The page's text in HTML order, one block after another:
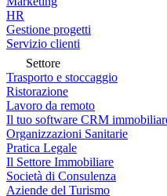
HR
Gestione progetti
Servizio clienti
Settore
Trasporto e stoccaggio
Ristorazione
Lavoro da remoto
Il tuo software CRM
Organizzazioni Sanitarie
Pratica Legale
Il Settore Immobiliare
Società di Consulenza
Aziende del Turismo